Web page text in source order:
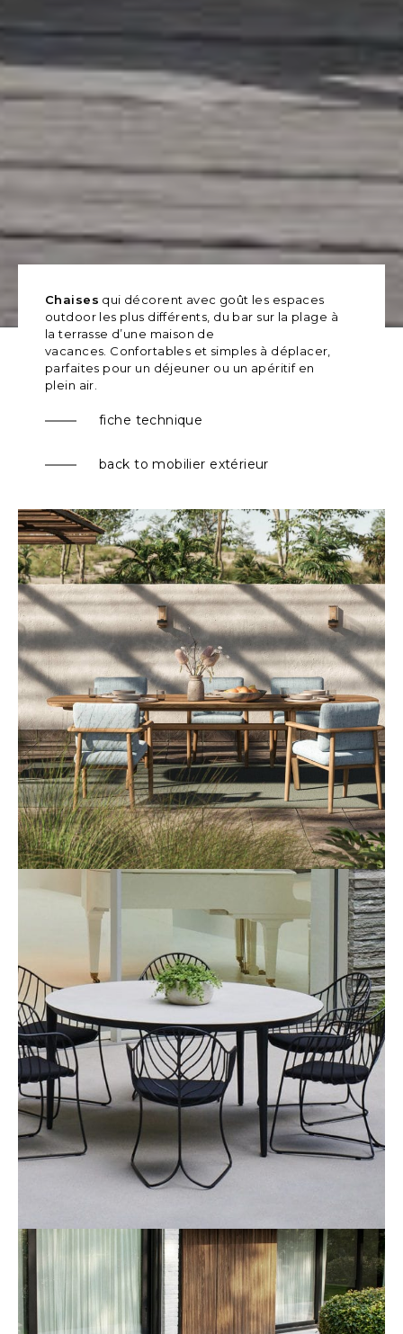
Chaises qui décorent avec goût les espaces
outdoor les plus différents, du bar sur la plage à
la terrasse d’une maison de
vacances. Confortables et simples à déplacer,
parfaites pour un déjeuner ou un apéritif en
plein air.
fiche technique
back to mobilier extérieur